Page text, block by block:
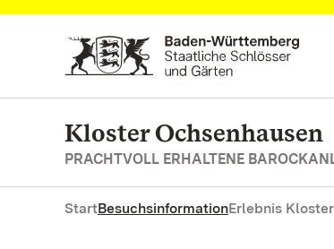
Zum Hauptinhalt springen
Kloster Ochsenhausen
PRACHTVOLL ERHALTENE
StartBesuchsinformationErlebnis Kloster